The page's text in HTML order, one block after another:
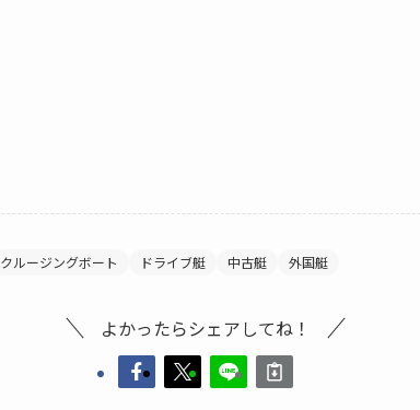
クルージングボート ドライブ艇 中古艇 外国艇
よかったらシェアしてね！